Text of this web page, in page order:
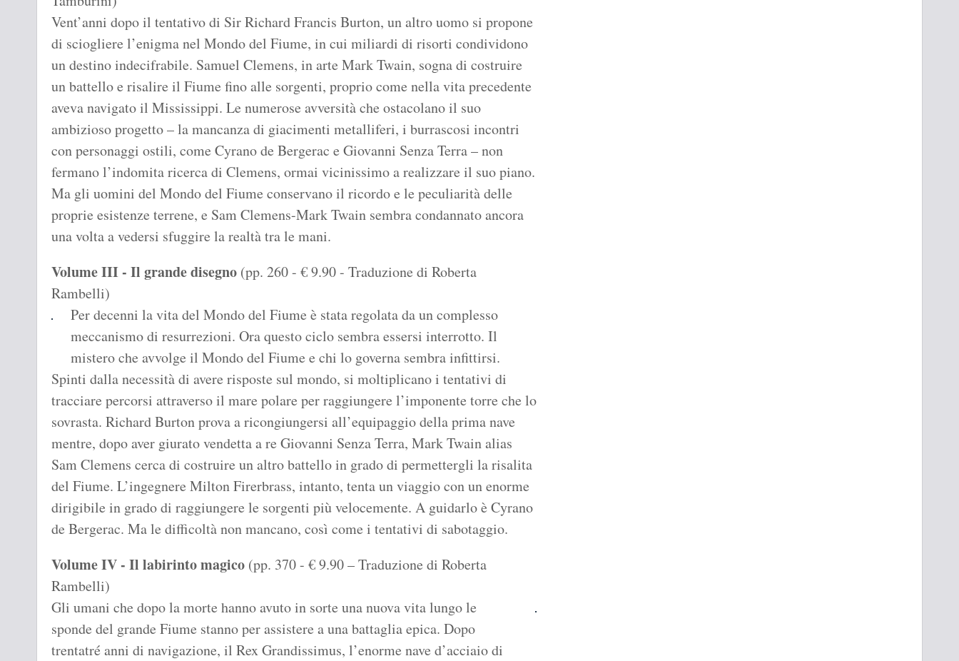
Vent’anni dopo il tentativo di Sir Richard Francis Burton, un altro uomo si propone
di sciogliere l’enigma nel Mondo del Fiume, in cui miliardi di risorti condividono
un destino indecifrabile. Samuel Clemens, in arte Mark Twain, sogna di costruire
un battello e risalire il Fiume fino alle sorgenti, proprio come nella vita precedente
aveva navigato il Mississippi. Le numerose avversità che ostacolano il suo
ambizioso progetto – la mancanza di giacimenti metalliferi, i burrascosi incontri
con personaggi ostili, come Cyrano de Bergerac e Giovanni Senza Terra – non
fermano l’indomita ricerca di Clemens, ormai vicinissimo a realizzare il suo piano.
Ma gli uomini del Mondo del Fiume conservano il ricordo e le peculiarità delle
proprie esistenze terrene, e Sam Clemens-Mark Twain sembra condannato ancora
una volta a vedersi sfuggire la realtà tra le mani.
Volume III - Il grande disegno (pp. 260 - € 9.90 - Traduzione di Roberta
Rambelli)
Per decenni la vita del Mondo del Fiume è stata regolata da un complesso
meccanismo di resurrezioni. Ora questo ciclo sembra essersi interrotto. Il
mistero che avvolge il Mondo del Fiume e chi lo governa sembra infittirsi.
Spinti dalla necessità di avere risposte sul mondo, si moltiplicano i tentativi di
tracciare percorsi attraverso il mare polare per raggiungere l’imponente torre che lo
sovrasta. Richard Burton prova a ricongiungersi all’equipaggio della prima nave
mentre, dopo aver giurato vendetta a re Giovanni Senza Terra, Mark Twain alias
Sam Clemens cerca di costruire un altro battello in grado di permettergli la risalita
del Fiume. L’ingegnere Milton Firerbrass, intanto, tenta un viaggio con un enorme
dirigibile in grado di raggiungere le sorgenti più velocemente. A guidarlo è Cyrano
de Bergerac. Ma le difficoltà non mancano, così come i tentativi di sabotaggio.
Volume IV - Il labirinto magico (pp. 370 - € 9.90 – Traduzione di Roberta
Rambelli)
Gli umani che dopo la morte hanno avuto in sorte una nuova vita lungo le
sponde del grande Fiume stanno per assistere a una battaglia epica. Dopo
trentatré anni di navigazione, il Rex Grandissimus, l’enorme nave d’acciaio di